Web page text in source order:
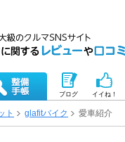
ブログ イイね！
ト glafitバイク 愛車紹介